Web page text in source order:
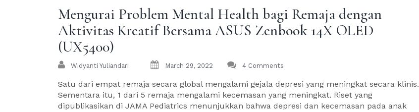
Mengurai Problem Mental Health bagi Remaja dengan
Aktivitas Kreatif Bersama ASUS Zenbook 14X OLED
(UX5400)
Widyanti Yuliandari March 29, 2022 4 Comments
Satu dari empat remaja secara global mengalami gejala depresi yang meningkat secara klinis.
Sementara itu, 1 dari 5 remaja mengalami kecemasan yang meningkat. Riset yang
dipublikasikan di JAMA Pediatrics menunjukkan bahwa depresi dan kecemasan pada anak